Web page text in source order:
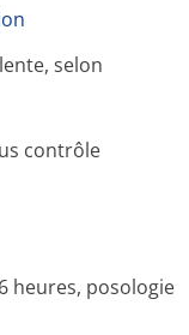
selon
contrôle
heures, posologie